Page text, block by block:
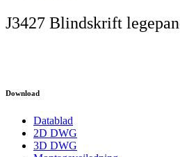
J3427 Blindskrift
Download
Datablad
2D DWG
3D DWG